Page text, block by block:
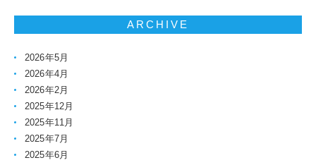
ARCHIVE
2026年5月
2026年4月
2026年2月
2025年12月
2025年11月
2025年7月
2025年6月